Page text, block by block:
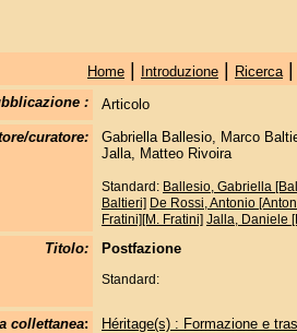
Home| Introduzione| Ricerca|
:
Articolo
curatore:
Gabriella Ballesio, Marco
Jalla, Matteo Rivoira
Standard: Ballesio, Gabriella
Baltieri] De Rossi, Antonio
Fratini][M. Fratini] Jalla, Daniele
Titolo: Postfazione
Standard:
collettanea:
Héritage(s) : Formazione e